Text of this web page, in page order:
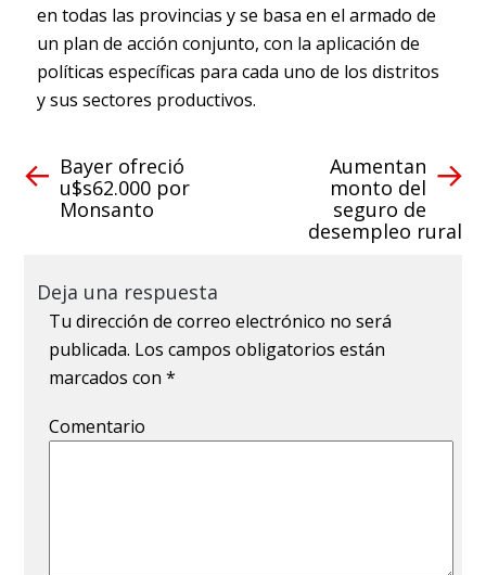
en todas las provincias y se basa en el armado de
un plan de acción conjunto, con la aplicación de
políticas específicas para cada uno de los distritos
y sus sectores productivos.
Bayer ofreció
u$s62.000 por
Monsanto
Aumentan
monto del
seguro de
desempleo rural
Deja una respuesta
Tu dirección de correo electrónico no será
publicada. Los campos obligatorios están
marcados con*
Comentario